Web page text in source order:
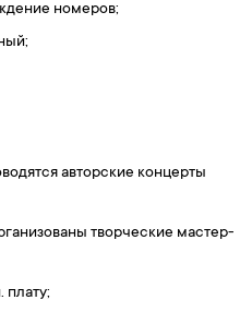
номеров;
авторские концерты
творческие мастер-
плату;